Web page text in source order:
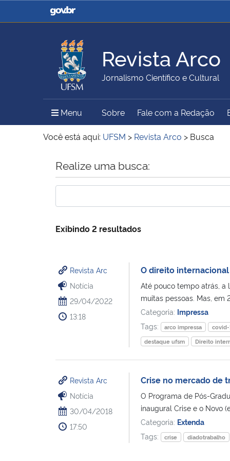
Casa Civil
Ministério da Justiça e
Ministério da Agricultura,
Pecuária e Abastecimento
Ministério da Educação
Ministério do Meio Ambiente Ministério do Turismo
Revista Arco
Jornalismo Científico e Cultural
Menu Menu Principal do Sítio
Sobre Fale com a Redação
Você está aqui: UFSM > Revista Arco > Busca
Início do conteúdo
Realize uma busca:
Exibindo 2 resultados
Revista Arc
Notícia
29/04/2022
13:18
O direito
Até pouco tempo atrás, a
muitas pessoas. Mas, em
Categoria: Impressa
Tags:
arco impressa
covid-
destaque ufsm
Direito
Revista Arc
Notícia
30/04/2018
17:50
Crise no mercado de
O Programa de Pós-
inaugural Crise e o Novo
Categoria: Extenda
Tags:
crise diadotrabalho